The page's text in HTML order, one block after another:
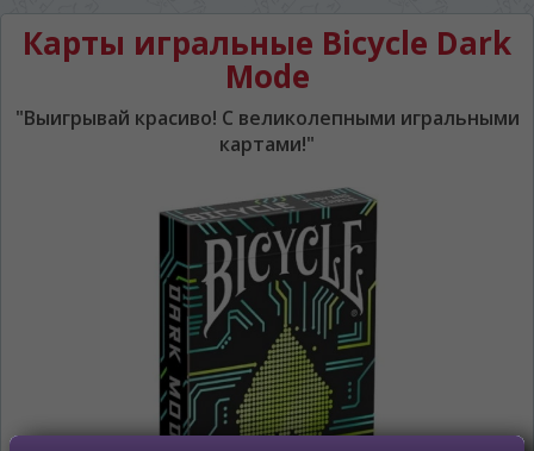
Карты игральные Bicycle Dark
Mode
"Выигрывай красиво! С великолепными игральными
картами!"
ЯЗЫК САЙТА / LIMBA SITE-ULUI
На каком языке Вы хотите
просматривать наш сайт?
În ce limbă ați dori să vedeți site-ul nostru?
Беспокоим Вас только один раз, далее
Vă vom deranja doar o singură dată, apoi vă
vom salva alegerea limbii.
Если вы хотите переключить язык
сайта, то это можно всегда сделать в
правом верхнем углу страницы.
Dacă doriți să schimbați limba site-ului, puteți
oricând să faceți asta în colțul din dreapta sus
al paginii.
RO RU